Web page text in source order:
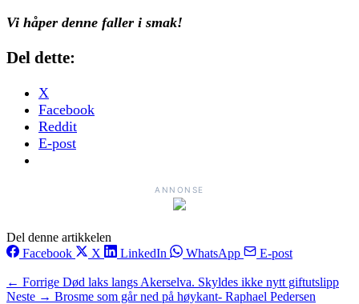
Vi håper denne faller i smak!
Del dette:
X
Facebook
Reddit
E-post
ANNONSE
Del denne artikkelen
Facebook
X LinkedIn WhatsApp E-post
← Forrige Død laks langs Akerselva. Skyldes ikke nytt giftutslipp
Neste → Brosme som går ned på høykant- Raphael Pedersen